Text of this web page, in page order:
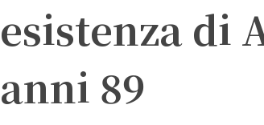
esistenza di
anni 89